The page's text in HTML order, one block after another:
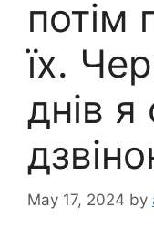
потім
їх.
днів
May 17, 2024 by